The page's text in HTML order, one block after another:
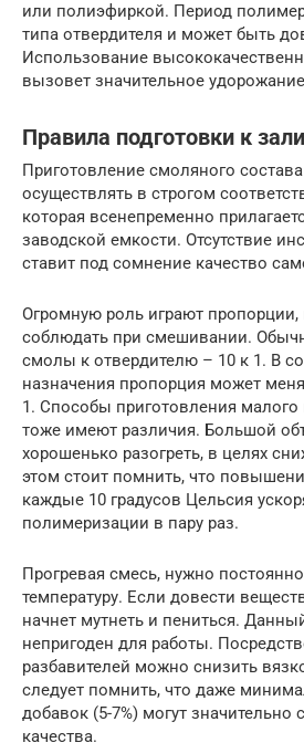
или полиэфиркой. Период
типа отвердителя и может быть
Использование
вызовет значительное
Правила подготовки к
Приготовление смоляного
осуществлять в строгом
которая всенепременно
заводской емкости. Отсутствие
ставит под сомнение качество
Огромную роль играют
соблюдать при смешивании.
смолы к отвердителю – 10 к 1. В
назначения пропорция может
1. Способы приготовления
тоже имеют различия. Большой
хорошенько разогреть, в целях
этом стоит помнить, что
каждые 10 градусов Цельсия
полимеризации в пару раз.
Прогревая смесь, нужно
температуру. Если довести
начнет мутнеть и пениться.
непригоден для работы.
разбавителей можно снизить
следует помнить, что даже
добавок (5-7%) могут значительно
качества.